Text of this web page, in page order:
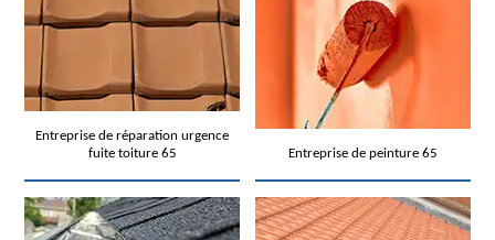
Entreprise de réparation urgence
fuite toiture 65
Entreprise de peinture 65